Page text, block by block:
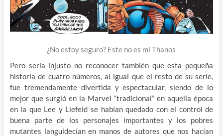
¿No estoy seguro? Este no es mi Thanos
Pero seria injusto no reconocer también que esta pequeña
historia de cuatro números, al igual que el resto de su serie,
fue tremendamente divertida y espectacular, siendo de lo
mejor que surgió en la Marvel “tradicional” en aquella época
en la que Lee y Liefeld se habían quedado con el control de
buena parte de los personajes importantes y los pobres
mutantes languidecían en manos de autores que nos hacían